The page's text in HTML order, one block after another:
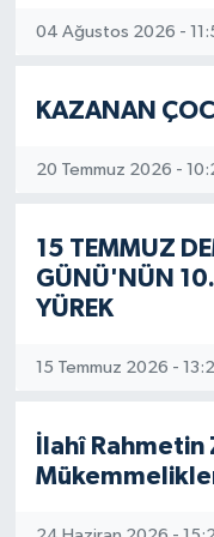
04 Ağustos 2026 -
KAZANAN
20 Temmuz 2026 -
15 TEMMUZ
GÜNÜ'NÜN
YÜREK
15 Temmuz 2026 -
İlahî